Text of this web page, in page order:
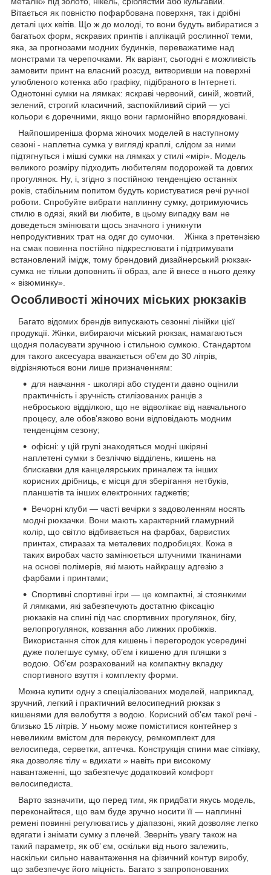
Вітається як повністю пофарбована поверхня, так і дрібні
деталі цих квітів. Що ж до молоді, то вони будуть вибиратися з
багатьох форм, яскравих принтів і аплікацій рослинної теми,
яка, за прогнозами модних будинків, переважатиме над
монстрами та черепочками. Як варіант, сьогодні є можливість
замовити принт на власний розсуд, витворивши на поверхні
улюбленого котенка або графіку, підібраного в Інтернеті.
Однотонні сумки на лямках: яскраві червоний, синій, жовтий,
зелений, строгий класичний, заспокійливий сірий — усі
кольори є доречними, якщо вони гармонійно впорядковані.
Найпоширеніша форма жіночих моделей в наступному
сезоні - наплетна сумка у вигляді краплі, слідом за ними
підтягнуться і мішкі сумки на лямках у стилі «мірі». Модель
великого розміру підходить любителям подорожей та довгих
прогулянок. Ну, і, згідно з постійною тенденцією останніх
років, стабільним попитом будуть користуватися речі ручної
роботи. Спробуйте вибрати наплинну сумку, дотримуючись
стилю в одязі, який ви любите, в цьому випадку вам не
доведеться змінювати щось значного і уникнути
непродуктивних трат на одяг до сумочки. Жінка з претензією
на смак повинна постійно підкреслювати і підтримувати
встановлений імідж, тому брендовий дизайнерський рюкзак-
сумка не тільки доповнить її образ, але й внесе в нього деяку
« візюминку».
Особливості жіночих міських рюкзаків
Багато відомих брендів випускають сезонні лінійки цієї
продукції. Жінки, вибираючи міський рюкзак, намагаються
щодня поласувати зручною і стильною сумкою. Стандартом
для такого аксесуара вважається об'єм до 30 літрів,
відрізняються вони лише призначенням:
для навчання - школярі або студенти давно оцінили
практичність і зручність стилізованих ранців з
неброською відділкою, що не відволікає від навчального
процесу, але обов'язково вони відповідають модним
тенденціям сезону;
офісні: у цій групі знаходяться модні шкіряні
наплетені сумки з безліччю відділень, кишень на
блискавки для канцелярських приналеж та інших
корисних дрібниць, є місця для зберігання нетбуків,
планшетів та інших електронних гаджетів;
Вечорні клуби — часті вечірки з задоволенням носять
модні рюкзачки. Вони мають характерний гламурний
колір, що світло відбивається на фарбах, барвистих
принтах, стиразах та металевих подробицях. Кожа в
таких виробах часто замінюється штучними тканинами
на основі полімерів, які мають найкращу адгезію з
фарбами і принтами;
Спортивні спортивні ігри — це компактні, зі стоянкими
й лямками, які забезпечують достатню фіксацію
рюкзаків на спині під час спортивних прогулянок, бігу,
велопрогулянок, ковзання або лижних пробіжків.
Використання сіток для кишень і перегородок усередині
дуже полегшує сумку, об’єм і кишеню для пляшки з
водою. Об'єм розрахований на компактну вкладку
спортивного взуття і комплекту форми.
Можна купити одну з спеціалізованих моделей, наприклад,
зручний, легкий і практичний велосипедний рюкзак з
кишенями для велобуття з водою. Корисний об'єм такої речі -
близько 15 літрів. У ньому може поміститися контейнер з
невеликим вмістом для перекусу, ремкомплект для
велосипеда, серветки, аптечка. Конструкція спини має сітківку,
яка дозволяє тілу « вдихати » навіть при високому
навантаженні, що забезпечує додатковий комфорт
велосипедиста.
Варто зазначити, що перед тим, як придбати якусь модель,
переконайтеся, що вам буде зручно носити її — наплинні
ремені повинні регулюватись у діапазоні, який дозволяє легко
вдягати і знімати сумку з плечей. Зверніть увагу також на
такий параметр, як об’ єм, оскільки від нього залежить,
наскільки сильно навантаження на фізичний контур виробу,
що забезпечує його міцність. Багато з запропонованих